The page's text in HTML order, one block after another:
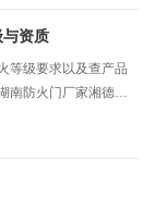
资质
等级要求以及查产品
防火门厂家湘德门